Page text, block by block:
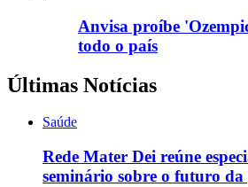
Anvisa proíbe
todo o país
Últimas Notícias
Saúde
Rede Mater Dei reúne
seminário sobre o futuro da